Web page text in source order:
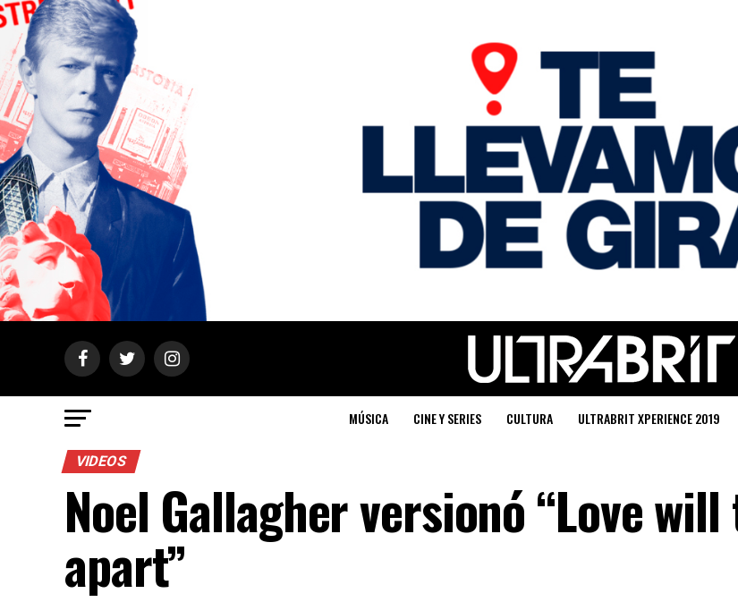
MÚSICA CINE Y SERIES CULTURA ULTRABRIT XPERIENCE 2019
VIDEOS
Noel Gallagher versionó “Love
apart”